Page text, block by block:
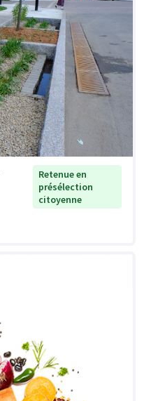
Retenue en
présélection
citoyenne